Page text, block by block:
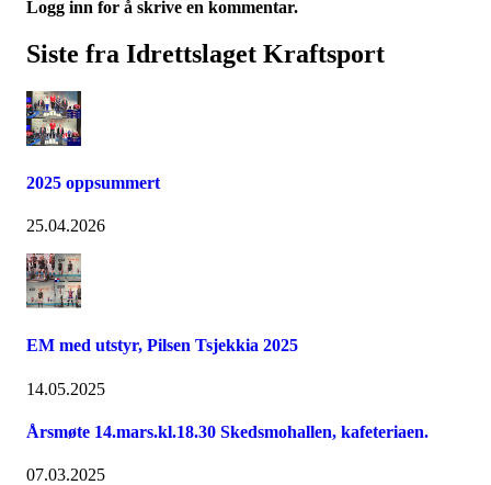
Logg inn for å skrive en kommentar.
Siste fra Idrettslaget Kraftsport
2025 oppsummert
25.04.2026
EM med utstyr, Pilsen Tsjekkia 2025
14.05.2025
Årsmøte 14.mars.kl.18.30 Skedsmohallen, kafeteriaen.
07.03.2025